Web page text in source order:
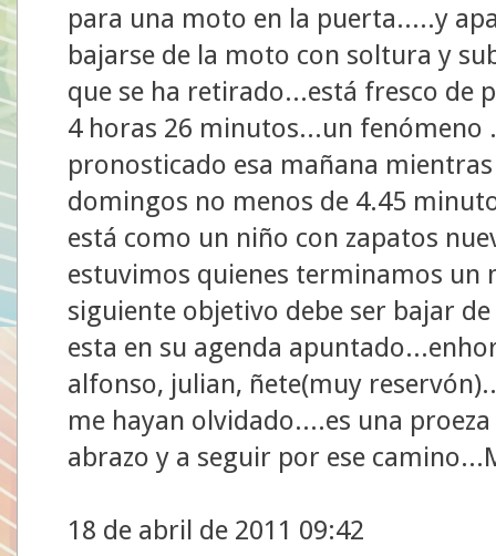
para una moto en la puerta.....y
bajarse de la moto con soltura y
que se ha retirado...está fresco de
4 horas 26 minutos...un fenómeno
pronosticado esa mañana
domingos no menos de 4.45
está como un niño con zapatos
estuvimos quienes terminamos un
siguiente objetivo debe ser bajar
esta en su agenda
alfonso, julian, ñete(muy
me hayan olvidado....es una
abrazo y a seguir por ese
18 de abril de 2011 09:42